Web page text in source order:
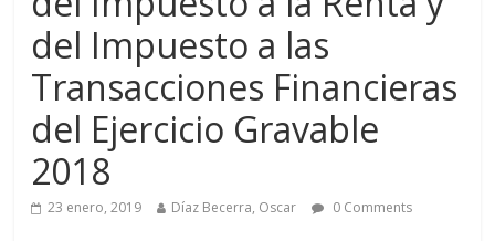
del Impuesto a las
Transacciones Financieras
del Ejercicio Gravable
2018
23 enero, 2019 Díaz Becerra, Oscar 0 Comments